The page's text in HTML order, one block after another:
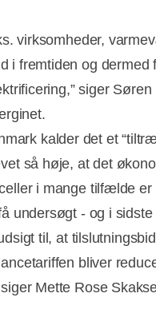
virksomheder,
i fremtiden og
siger
kalder det et
så høje, at det
i mange tilfælde
undersøgt - og i
til, at
bliver
Mette Rose